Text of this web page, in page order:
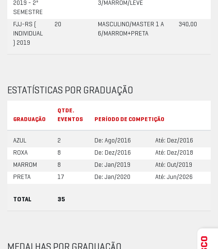
2019 - 2º
SEMESTRE
3/MARROM/LEVE
FJJ-RS (
INDIVIDUAL
) 2019
20
MASCULINO/MASTER 1 A
6/MARROM+PRETA
340,00
ESTATÍSTICAS POR GRADUAÇÃO
GRADUAÇÃO
QTDE.
EVENTOS
PERÍODO DE COMPETIÇÃO
AZUL 2 De: Ago/2016 Até: Dez/2016
ROXA 8 De: Dez/2016 Até: Dez/2018
MARROM 8 De: Jan/2019 Até: Out/2019
PRETA 17 De: Jan/2020 Até: Jun/2026
TOTAL 35